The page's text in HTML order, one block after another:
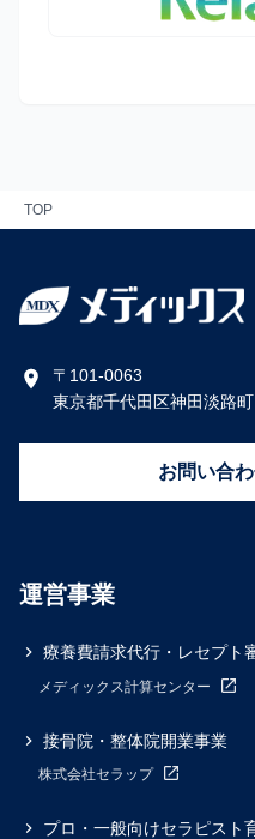
TOP
〒101-0063
東京都千代田区神田淡路
お問い合
運営事業
療養費請求代行・レセプト
メディックス計算センター
接骨院・整体院開業事業
株式会社セラップ
プロ・一般向けセラピスト